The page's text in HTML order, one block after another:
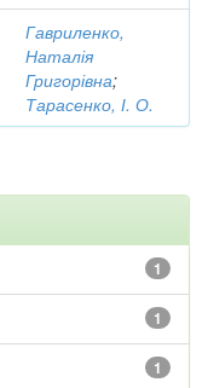
Гавриленко,
Наталія
Григорівна;
Тарасенко, І. О.
1
1
1